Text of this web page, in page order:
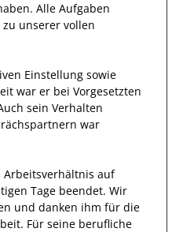
. Alle Aufgaben
zu unserer vollen
Einstellung sowie
war er bei Vorgesetzten
sein Verhalten
war
Arbeitsverhältnis auf
Tage beendet. Wir
und danken ihm für die
Für seine berufliche